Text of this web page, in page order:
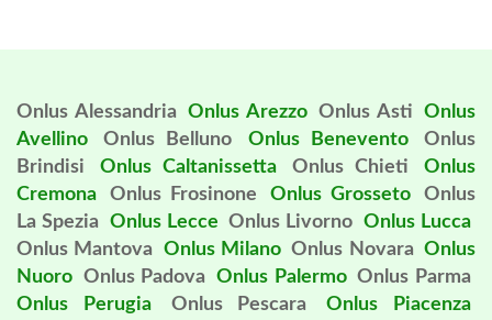
Onlus Alessandria Onlus Arezzo Onlus Asti
Onlus
Avellino
Onlus Belluno Onlus Benevento
Onlus
Brindisi
Onlus Caltanissetta Onlus Chieti
Onlus
Cremona
Onlus Frosinone Onlus Grosseto
Onlus
La Spezia
Onlus Lecce Onlus Livorno Onlus Lucca
Onlus Mantova
Onlus Milano Onlus Novara Onlus
Nuoro Onlus Padova Onlus Palermo Onlus Parma
Onlus Perugia
Onlus Pescara
Onlus Piacenza